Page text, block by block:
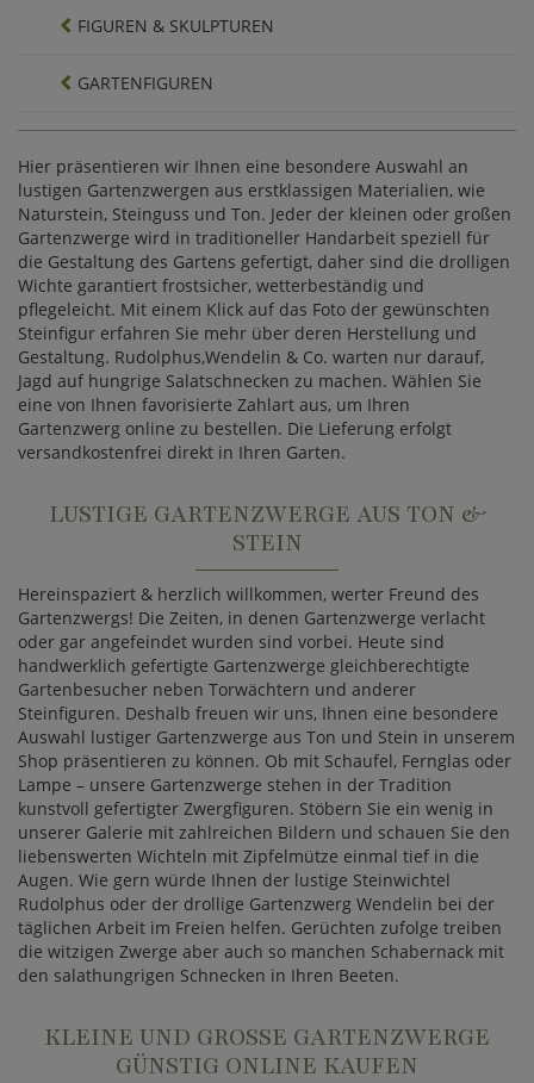
FIGUREN & SKULPTUREN
GARTENFIGUREN
Hier präsentieren wir Ihnen eine besondere Auswahl an
lustigen Gartenzwergen aus erstklassigen Materialien, wie
Naturstein, Steinguss und Ton. Jeder der kleinen oder großen
Gartenzwerge wird in traditioneller Handarbeit speziell für
die Gestaltung des Gartens gefertigt, daher sind die drolligen
Wichte garantiert frostsicher, wetterbeständig und
pflegeleicht. Mit einem Klick auf das Foto der gewünschten
Steinfigur erfahren Sie mehr über deren Herstellung und
Gestaltung. Rudolphus,Wendelin & Co. warten nur darauf,
Jagd auf hungrige Salatschnecken zu machen. Wählen Sie
eine von Ihnen favorisierte Zahlart aus, um Ihren
Gartenzwerg online zu bestellen. Die Lieferung erfolgt
versandkostenfrei direkt in Ihren Garten.
LUSTIGE GARTENZWERGE AUS TON &
STEIN
Hereinspaziert & herzlich willkommen, werter Freund des
Gartenzwergs! Die Zeiten, in denen Gartenzwerge verlacht
oder gar angefeindet wurden sind vorbei. Heute sind
handwerklich gefertigte Gartenzwerge gleichberechtigte
Gartenbesucher neben Torwächtern und anderer
Steinfiguren. Deshalb freuen wir uns, Ihnen eine besondere
Auswahl lustiger Gartenzwerge aus Ton und Stein in unserem
Shop präsentieren zu können. Ob mit Schaufel, Fernglas oder
Lampe – unsere Gartenzwerge stehen in der Tradition
kunstvoll gefertigter Zwergfiguren. Stöbern Sie ein wenig in
unserer Galerie mit zahlreichen Bildern und schauen Sie den
liebenswerten Wichteln mit Zipfelmütze einmal tief in die
Augen. Wie gern würde Ihnen der lustige Steinwichtel
Rudolphus oder der drollige Gartenzwerg Wendelin bei der
täglichen Arbeit im Freien helfen. Gerüchten zufolge treiben
die witzigen Zwerge aber auch so manchen Schabernack mit
den salathungrigen Schnecken in Ihren Beeten.
KLEINE UND GROSSE GARTENZWERGE G
ÜNSTIG ONLINE KAUFEN